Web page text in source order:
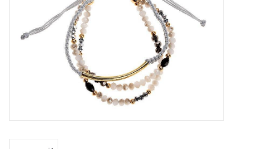
Haaraccesoires
Zonnebrillen